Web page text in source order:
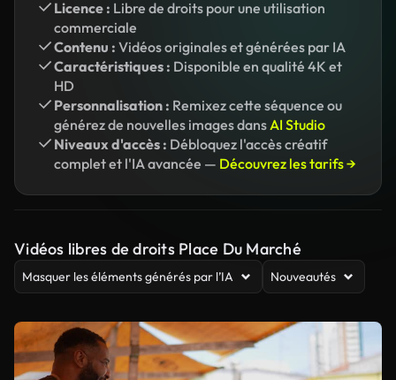
Licence : Libre de droits pour une utilisation
commerciale
Contenu : Vidéos originales et générées par IA
Caractéristiques : Disponible en qualité 4K et
HD
Personnalisation : Remixez cette séquence ou
générez de nouvelles images dansAI Studio
Niveaux d'accès : Débloquez l'accès créatif
complet et l'IA avancée — Découvrez les tarifs →
Vidéos libres de droits Place Du Marché
Masquer les éléments générés par l’IA Nouveautés